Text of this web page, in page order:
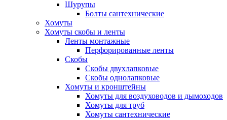
Шурупы
Болты сантехнические
Хомуты
Хомуты скобы и ленты
Ленты монтажные
Перфорированные ленты
Скобы
Скобы двухлапковые
Скобы однолапковые
Хомуты и кронштейны
Хомуты для воздуховодов и дымоходов
Хомуты для труб
Хомуты сантехнические